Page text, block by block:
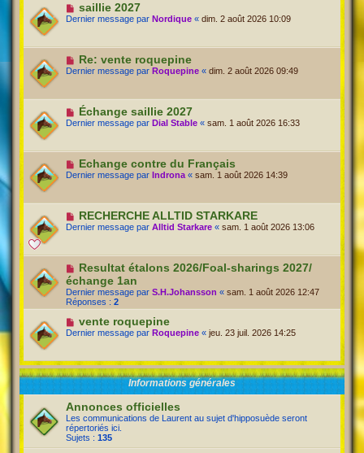
saillie 2027
Dernier message par Nordique « dim. 2 août 2026 10:09
Re: vente roquepine
Dernier message par Roquepine « dim. 2 août 2026 09:49
Échange saillie 2027
Dernier message par Dial Stable « sam. 1 août 2026 16:33
Echange contre du Français
Dernier message par Indrona « sam. 1 août 2026 14:39
RECHERCHE ALLTID STARKARE
Dernier message par Alltid Starkare « sam. 1 août 2026 13:06
Resultat étalons 2026/Foal-sharings 2027/
échange 1an
Dernier message par S.H.Johansson « sam. 1 août 2026 12:47
Réponses : 2
vente roquepine
Dernier message par Roquepine « jeu. 23 juil. 2026 14:25
Informations générales
Annonces officielles
Les communications de Laurent au sujet d'hipposuède seront
répertoriés ici.
Sujets : 135